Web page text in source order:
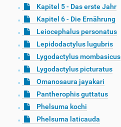
Kapitel 5 - Das erste Jahr
Kapitel 6 - Die Ernährung
Leiocephalus personatus
Lepidodactylus lugubris
Lygodactylus mombasicus
Lygodactylus picturatus
Omanosaura jayakari
Pantherophis guttatus
Phelsuma kochi
Phelsuma laticauda